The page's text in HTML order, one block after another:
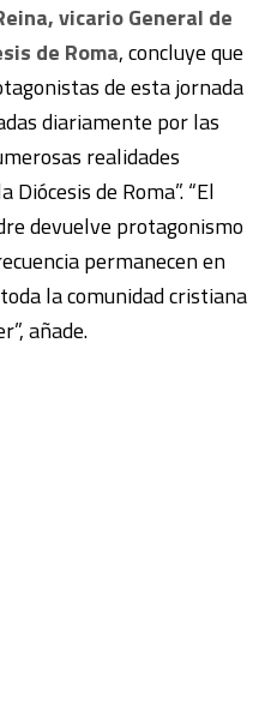
vicario General de
de Roma, concluye que
de esta jornada
diariamente por las
realidades
de Roma”. “El
devuelve protagonismo
permanecen en
la comunidad cristiana
añade.